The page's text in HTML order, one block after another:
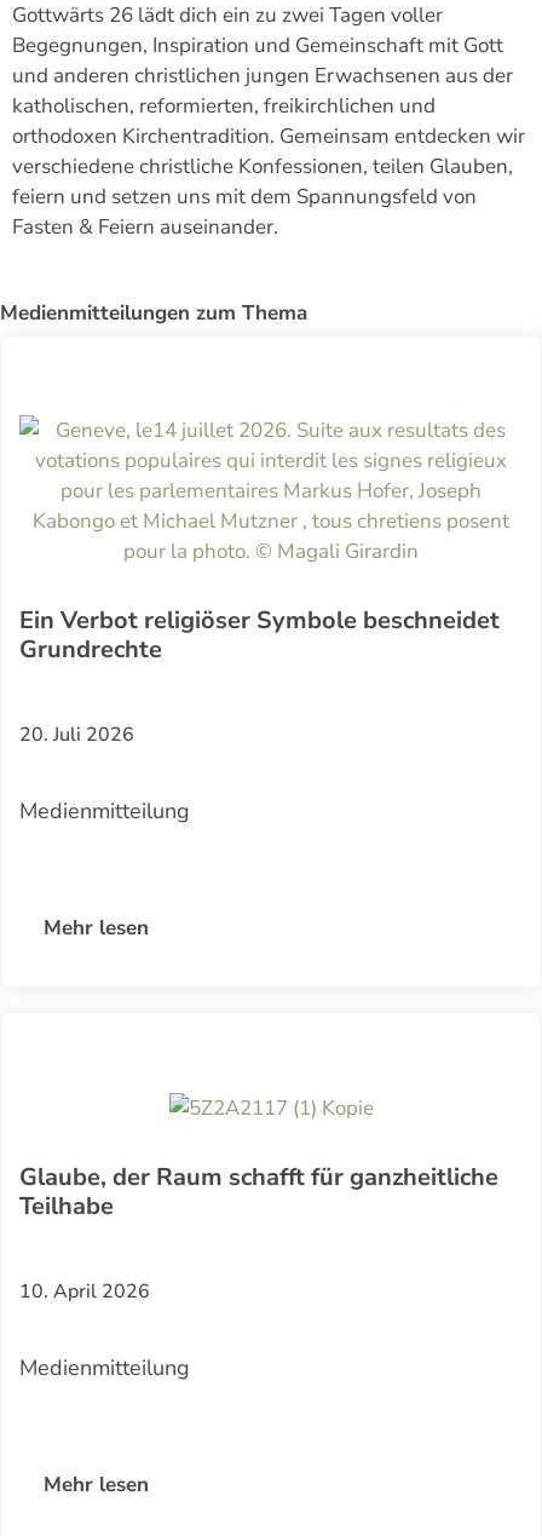
Gottwärts 26 lädt dich ein zu zwei Tagen voller
Begegnungen, Inspiration und Gemeinschaft mit Gott
und anderen christlichen jungen Erwachsenen aus der
katholischen, reformierten, freikirchlichen und
orthodoxen Kirchentradition. Gemeinsam entdecken wir
verschiedene christliche Konfessionen, teilen Glauben,
feiern und setzen uns mit dem Spannungsfeld von
Fasten & Feiern auseinander.
Medienmitteilungen zum Thema
Ein Verbot religiöser Symbole beschneidet
Grundrechte
20. Juli 2026
Medienmitteilung
Mehr lesen
Glaube, der Raum schafft für ganzheitliche
Teilhabe
10. April 2026
Medienmitteilung
Mehr lesen